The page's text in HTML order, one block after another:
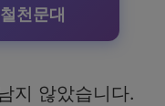
천문대
지 않았습니다.